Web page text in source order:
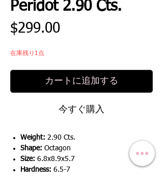
Peridot 2.90 Cts.
$299.00価
在庫残り1点
カートに追加する
今すぐ購入
Weight: 2.90 Cts.
Shape: Octagon
Size: 6.8x8.9x5.7
Hardness: 6.5-7